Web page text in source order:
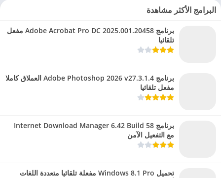
البرامج الأكثر مشاهدة
برنامج Adobe Acrobat Pro DC 2025.001.20458 مفعل
تلقائيا
برنامج Adobe Photoshop 2026 v27.3.1.4 العملاق كاملا
مفعل تلقائيا
برنامج Internet Download Manager 6.42 Build 58
مع التفعيل الآمن
تحميل Windows 8.1 Pro مفعلة تلقائيا متعددة اللغات